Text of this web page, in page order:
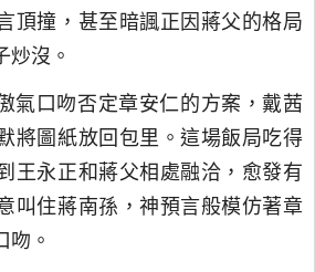
頂撞，甚至暗諷正因蔣父的格局
炒沒。
氣口吻否定章安仁的方案，戴茜
將圖紙放回包里。這場飯局吃得
王永正和蔣父相處融洽，愈發有
叫住蔣南孫，神預言般模仿著章
吻。